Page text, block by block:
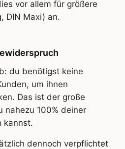
vor allem für größere
DIN Maxi) an.
du benötigst keine
um ihnen
Das ist der große
nahezu 100% deiner
kannst.
dennoch verpflichtet